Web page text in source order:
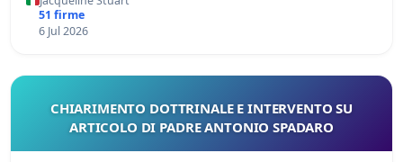
51 firme
6 Jul 2026
CHIARIMENTO DOTTRINALE E INTERVENTO SU
ARTICOLO DI PADRE ANTONIO SPADARO